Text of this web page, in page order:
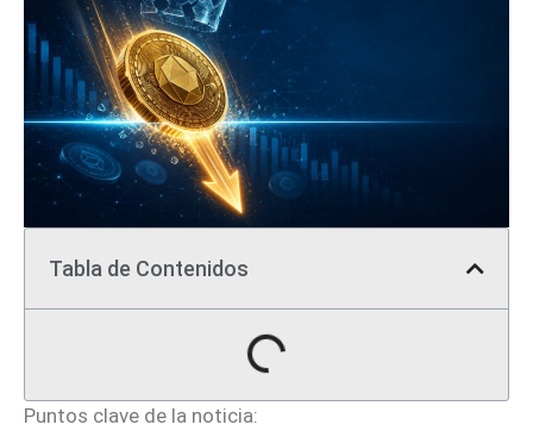
Tabla de Contenidos
Puntos clave de la noticia: